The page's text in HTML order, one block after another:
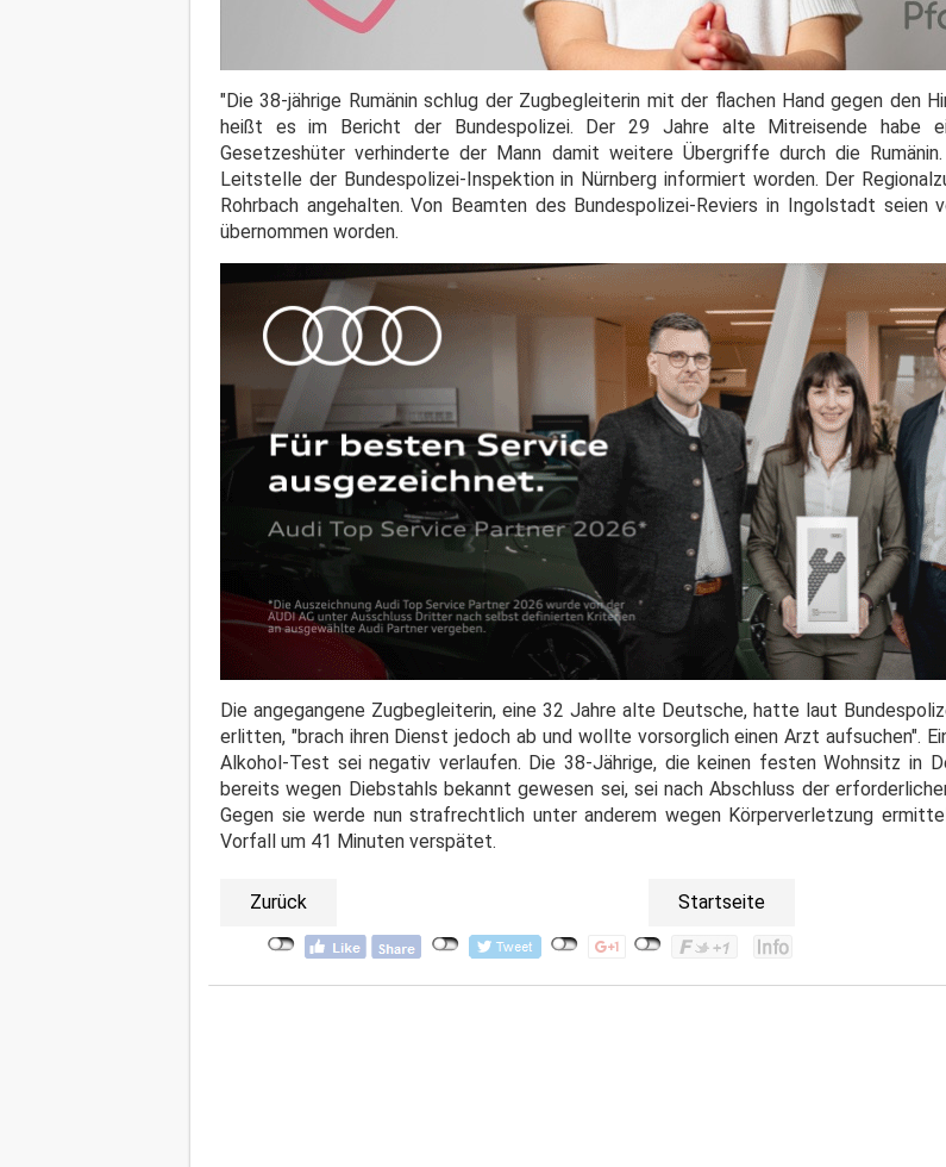
"Die 38-jährige Rumänin schlug der Zugbegleiterin mit der flachen Hand gegen den
heißt es im Bericht der Bundespolizei. Der 29 Jahre alte Mitreisende habe
Gesetzeshüter verhinderte der Mann damit weitere Übergriffe durch die
Leitstelle der Bundespolizei-Inspektion in Nürnberg informiert worden. Der
Rohrbach angehalten. Von Beamten des Bundespolizei-Reviers in Ingolstadt seien
übernommen worden.
Die angegangene Zugbegleiterin, eine 32 Jahre alte Deutsche, hatte laut
erlitten, "brach ihren Dienst jedoch ab und wollte vorsorglich einen Arzt aufsuchen".
Alkohol-Test sei negativ verlaufen. Die 38-Jährige, die keinen festen Wohnsitz in
bereits wegen Diebstahls bekannt gewesen sei, sei nach Abschluss der
Gegen sie werde nun strafrechtlich unter anderem wegen Körperverletzung
Vorfall um 41 Minuten verspätet.
Zurück Startseite